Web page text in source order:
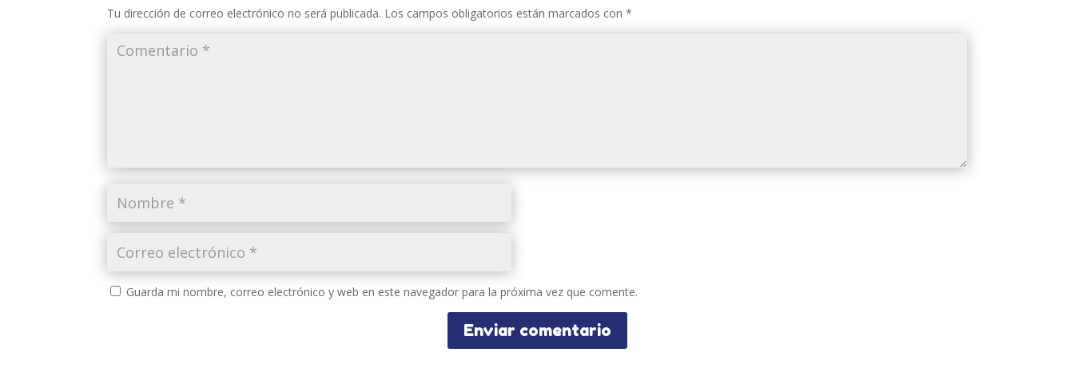
Tu dirección de correo electrónico no será publicada. Los campos obligatorios están marcados con*
Guarda mi nombre, correo electrónico y web en este navegador para la próxima vez que comente.
Enviar comentario